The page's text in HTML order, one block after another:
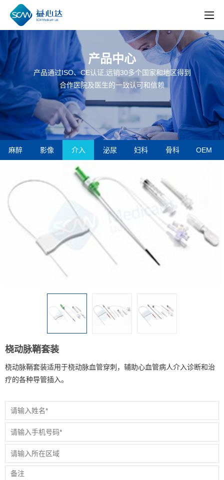
产品中心
产品通过ISO、CE认证,远销30多个国家和地区得到
合作医院及医生的一致认可和信赖
麻醉 影像 介入 泌尿 妇科 骨科 OEM
桡动脉鞘套装
桡动脉鞘套装适用于桡动脉血管穿刺，辅助心血管病人介入诊断和治
疗的各种导管插入。